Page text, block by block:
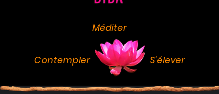
Méditer
Contempler S'élever